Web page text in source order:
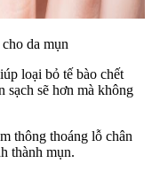
da mụn
loại bỏ tế bào chết
sạch sẽ hơn mà không
thông thoáng lỗ chân
thành mụn.